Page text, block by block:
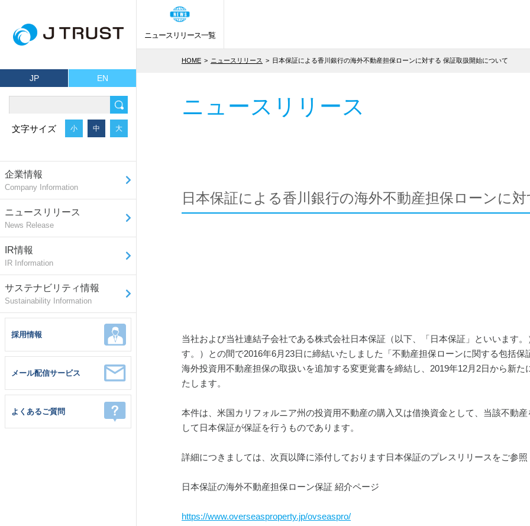
JP EN
文字サイズ 小 中 大
企業情報
Company Information
ニュースリリース
News Release
IR情報
IR Information
サステナビリティ情報
Sustainability Information
採用情報
メール配信サービス
よくあるご質問
ニュースリリース一覧
HOME ニュースリリース 日本保証による香川銀行の海外不動産担保ローンに対する 保証取扱開始について
ニュースリリース
日本保証による香川銀行の海外不動産担保ローンに
当社および当社連結子会社である株式会社日本保証（以下、「日本保証」といいます
す。）との間で2016年6月23日に締結いたしました「不動産担保ローンに関する包括
海外投資用不動産担保の取扱いを追加する変更覚書を締結し、2019年12月2日から新
たします。
本件は、米国カリフォルニア州の投資用不動産の購入又は借換資金として、当該不動
して日本保証が保証を行うものであります。
詳細につきましては、次頁以降に添付しております日本保証のプレスリリースをご参
日本保証の海外不動産担保ローン保証 紹介ページ
https://www.overseasproperty.jp/ovseaspro/